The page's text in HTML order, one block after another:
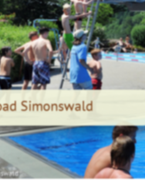
Simonswald